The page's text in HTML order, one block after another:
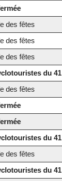
des fêtes
des fêtes
des fêtes
du 41
des fêtes
du 41
des fêtes
du 41